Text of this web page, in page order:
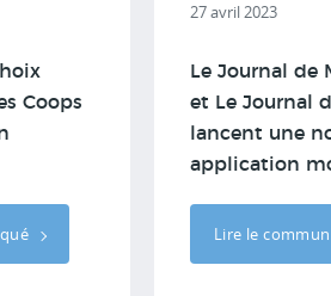
Coops
27 avril 2023
Le Journal de
et Le Journal
lancent une
application
Lire le